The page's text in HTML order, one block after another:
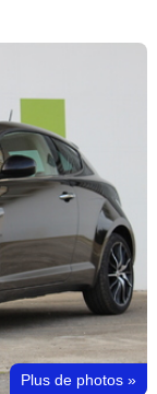
Plus de photos »